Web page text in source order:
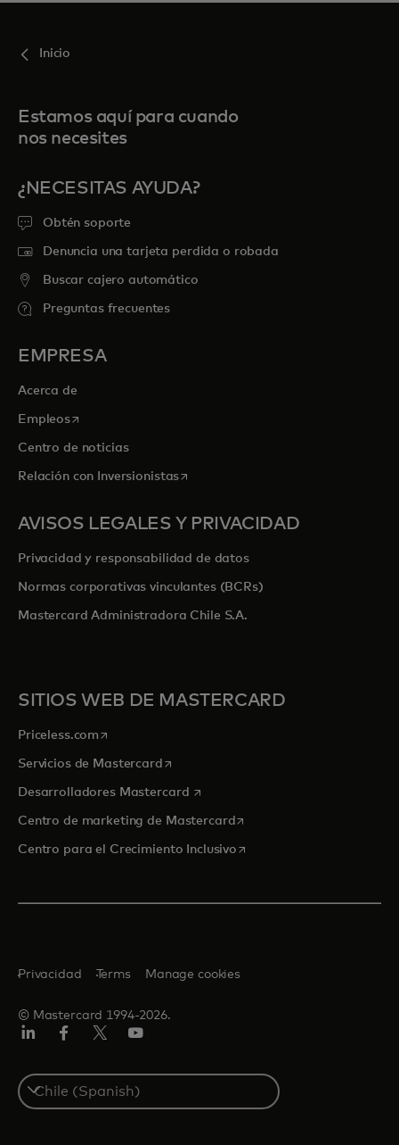
Inicio
Estamos aquí para cuando
nos necesites
¿NECESITAS AYUDA?
Obtén soporte
Denuncia una tarjeta perdida o robada
Buscar cajero automático
Preguntas frecuentes
EMPRESA
Acerca de
Empleosse abre en una pestaña nueva
Centro de noticias
Relación con Inversionistasse abre en una pestaña nueva
AVISOS LEGALES Y PRIVACIDAD
Privacidad y responsabilidad de datos
Normas corporativas vinculantes (BCRs)
Mastercard Administradora Chile S.A.
SITIOS WEB DE MASTERCARD
Priceless.com se abre en una pestaña nueva
Servicios de Mastercardse abre en una pestaña nueva
Desarrolladores Mastercard se abre en una pestaña nueva
Centro de marketing de Mastercardse abre en una pestaña
Centro para el Crecimiento Inclusivose abre en una pestaña
© Mastercard 1994-2026.
Privacidad Terms Manage cookies
Select
a
country